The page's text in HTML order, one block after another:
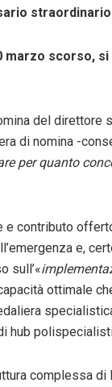
straordinario
marzo scorso,
del direttore
di nomina -
per quanto
e contributo
e,
sull’«
ottimale
hub
complessa